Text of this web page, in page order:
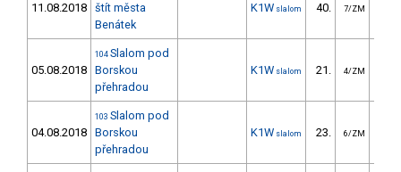
11.08.2018 štít města
Benátek
K1W slalom 40. 7/ZM
05.08.2018
104 Slalom pod
Borskou
přehradou
K1W slalom 21. 4/ZM
04.08.2018
103 Slalom pod
Borskou
přehradou
K1W slalom 23. 6/ZM